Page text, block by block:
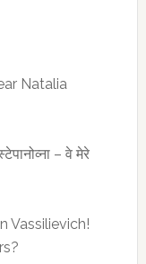
Natalia
– वे मेरे
Vassilievich!